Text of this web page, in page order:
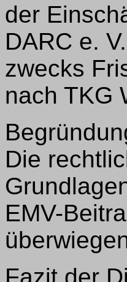
der
DARC e.
zwecks
nach TKG
Die
EMV-